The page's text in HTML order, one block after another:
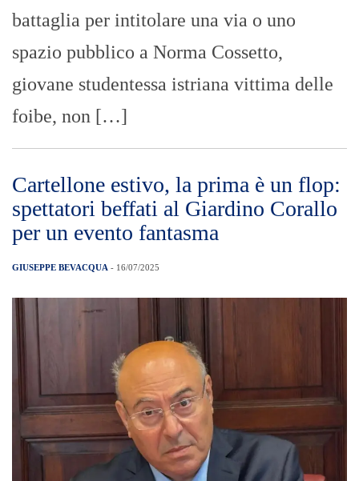
battaglia per intitolare una via o uno
spazio pubblico a Norma Cossetto,
giovane studentessa istriana vittima delle
foibe, non […]
Cartellone estivo, la prima è un flop:
spettatori beffati al Giardino Corallo
per un evento fantasma
GIUSEPPE BEVACQUA - 16/07/2025